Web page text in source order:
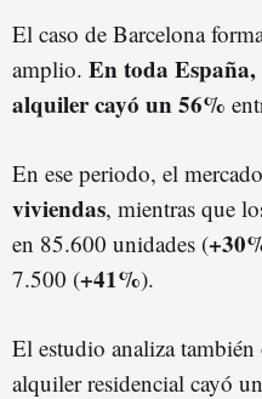
El caso de Barcelona
amplio. En toda España,
alquiler cayó un 56%
En ese periodo, el
viviendas, mientras que
en 85.600 unidades (
7.500 (+41%).
El estudio analiza también
alquiler residencial cayó un